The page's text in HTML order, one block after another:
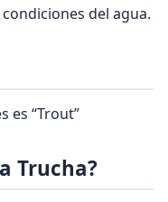
del agua.
es “Trout”
Trucha?